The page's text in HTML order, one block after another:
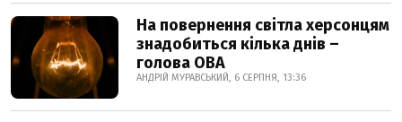
На повернення світла херсонцям
знадобиться кілька днів –
голова ОВА
АНДРІЙ МУРАВСЬКИЙ, 6 СЕРПНЯ, 13:36